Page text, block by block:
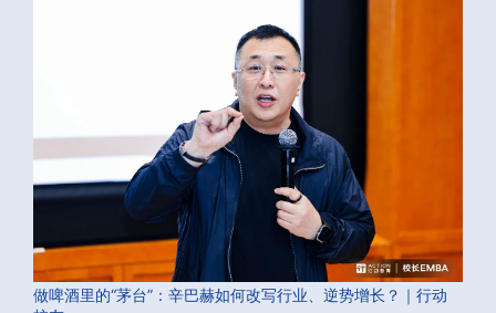
做啤酒里的“茅台”：辛巴赫如何改写行业、逆势增长？｜行动